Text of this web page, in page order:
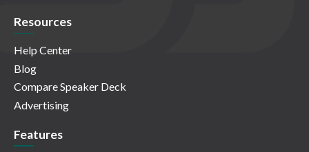
Resources
Help Center
Blog
Compare Speaker Deck
Advertising
Features